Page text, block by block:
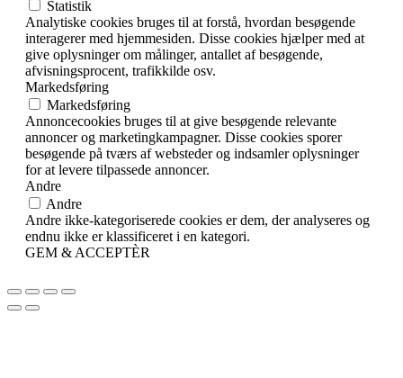
Statistik
Analytiske cookies bruges til at forstå, hvordan besøgende
interagerer med hjemmesiden. Disse cookies hjælper med at
give oplysninger om målinger, antallet af besøgende,
afvisningsprocent, trafikkilde osv.
Markedsføring
Markedsføring
Annoncecookies bruges til at give besøgende relevante
annoncer og marketingkampagner. Disse cookies sporer
besøgende på tværs af websteder og indsamler oplysninger
for at levere tilpassede annoncer.
Andre
Andre
Andre ikke-kategoriserede cookies er dem, der analyseres og
endnu ikke er klassificeret i en kategori.
GEM & ACCEPTÈR